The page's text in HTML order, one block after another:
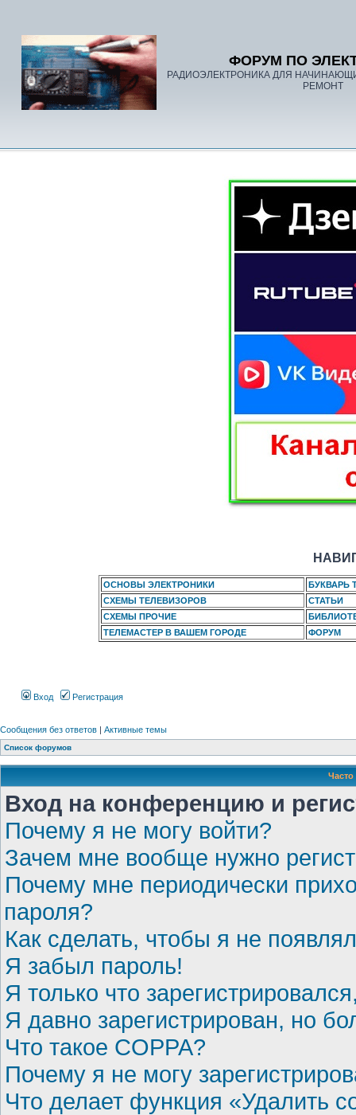
ФОРУМ ПО
РАДИОЭЛЕКТРОНИКА ДЛЯ
РЕМОНТ
ОСНОВЫ ЭЛЕКТРОНИКИ
БУКВАРЬ
СХЕМЫ ТЕЛЕВИЗОРОВ
СТАТЬИ
СХЕМЫ ПРОЧИЕ
ТЕЛЕМАСТЕР В ВАШЕМ ГОРОДЕ
ФОРУМ
Вход Регистрация
Сообщения без ответов | Активные темы
Список форумов
Вход на конференцию и
Почему я не могу войти?
Зачем мне вообще нужно
Почему мне периодически
пароля?
Как сделать, чтобы я не
Я забыл пароль!
Я только что
Я давно зарегистрирован, но
Что такое COPPA?
Почему я не могу
Что делает функция «Удалить